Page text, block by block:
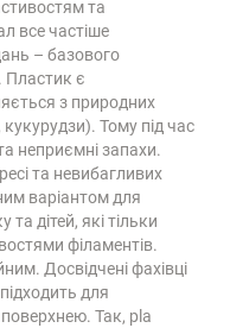
та
все частіше
– базового
Пластик є
з природних
Тому під час
неприємні запахи.
та невибагливих
варіантом для
та дітей, які тільки
філаментів.
Досвідчені фахівці
для
поверхнею. Так, pla